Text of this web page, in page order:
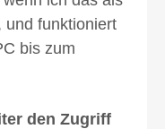
und funktioniert
bis zum
den Zugriff